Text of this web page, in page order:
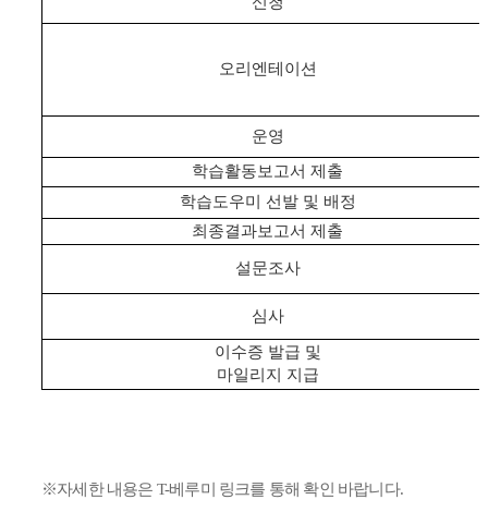
오리엔테이션
운영
학습활동보고서 제출
학습도우미 선발 및 배정
최종결과보고서 제출
설문조사
심사
이수증 발급 및
마일리지 지급
※자세한 내용은 T-베루미 링크를 통해 확인 바랍니다.